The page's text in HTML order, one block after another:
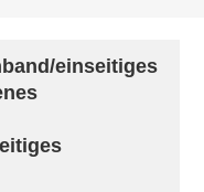
einseitiges